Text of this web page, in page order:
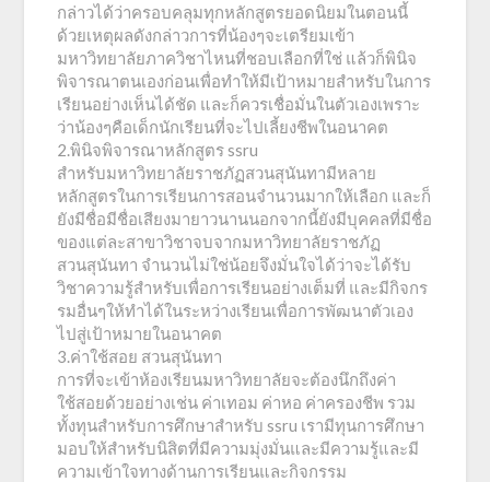
กล่าวได้ว่าครอบคลุมทุกหลักสูตรยอดนิยมในตอนนี้
ด้วยเหตุผลดังกล่าวการที่น้องๆจะเตรียมเข้า
มหาวิทยาลัยภาควิชาไหนที่ชอบเลือกที่ใช่ แล้วก็พินิจ
พิจารณาตนเองก่อนเพื่อทำให้มีเป้าหมายสำหรับในการ
เรียนอย่างเห็นได้ชัด และก็ควรเชื่อมั่นในตัวเองเพราะ
ว่าน้องๆคือเด็กนักเรียนที่จะไปเลี้ยงชีพในอนาคต
2.พินิจพิจารณาหลักสูตร ssru
สำหรับมหาวิทยาลัยราชภัฏสวนสุนันทามีหลาย
หลักสูตรในการเรียนการสอนจำนวนมากให้เลือก และก็
ยังมีชื่อมีชื่อเสียงมายาวนานนอกจากนี้ยังมีบุคคลที่มีชื่อ
ของแต่ละสาขาวิชาจบจากมหาวิทยาลัยราชภัฏ
สวนสุนันทา จำนวนไม่ใช่น้อยจึงมั่นใจได้ว่าจะได้รับ
วิชาความรู้สำหรับเพื่อการเรียนอย่างเต็มที่ และมีกิจกร
รมอื่นๆให้ทำได้ในระหว่างเรียนเพื่อการพัฒนาตัวเอง
ไปสู่เป้าหมายในอนาคต
3.ค่าใช้สอย สวนสุนันทา
การที่จะเข้าห้องเรียนมหาวิทยาลัยจะต้องนึกถึงค่า
ใช้สอยด้วยอย่างเช่น ค่าเทอม ค่าหอ ค่าครองชีพ รวม
ทั้งทุนสำหรับการศึกษาสำหรับ ssru เรามีทุนการศึกษา
มอบให้สำหรับนิสิตที่มีความมุ่งมั่นและมีความรู้และมี
ความเข้าใจทางด้านการเรียนและกิจกรรม